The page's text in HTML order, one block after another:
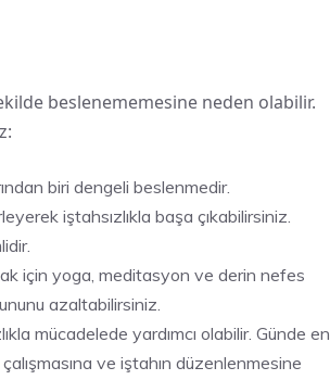
beslenememesine neden olabilir.
biri dengeli beslenmedir.
iştahsızlıkla başa çıkabilirsiniz.
için yoga, meditasyon ve derin nefes
azaltabilirsiniz.
mücadelede yardımcı olabilir. Günde en
ve iştahın düzenlenmesine